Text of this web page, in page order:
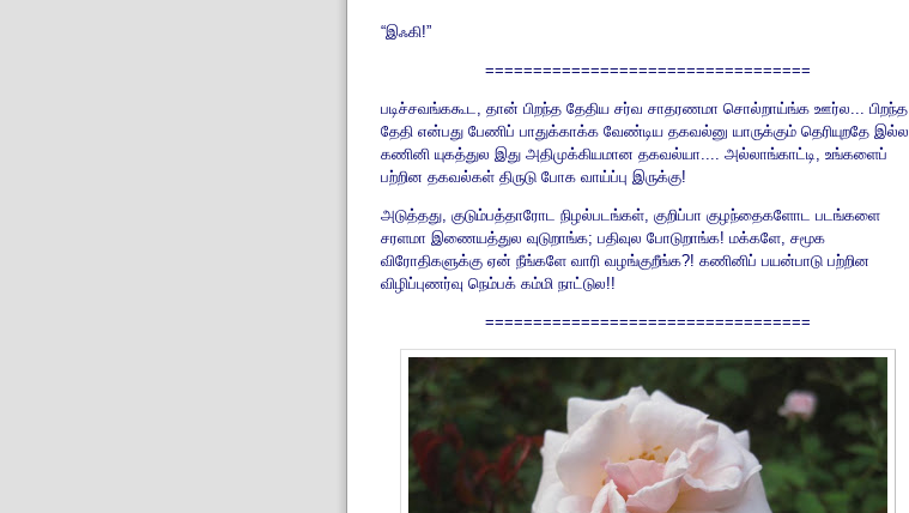
“இஃகி!”
==================================
படிச்சவங்ககூட, தான் பிறந்த தேதிய சர்வ சாதரணமா சொல்றாய்ங்க ஊர்ல... பிறந்த
தேதி என்பது பேணிப் பாதுக்காக்க வேண்டிய தகவல்னு யாருக்கும் தெரியுறதே இல்ல.
கணினி யுகத்துல இது அதிமுக்கியமான தகவல்யா.... அல்லாங்காட்டி, உங்களைப்
பற்றின தகவல்கள் திருடு போக வாய்ப்பு இருக்கு!
அடுத்தது, குடும்பத்தாரோட நிழல்படங்கள், குறிப்பா குழந்தைகளோட படங்களை
சரளமா இணையத்துல வுடுறாங்க; பதிவுல போடுறாங்க! மக்களே, சமூக
விரோதிகளுக்கு ஏன் நீங்களே வாரி வழங்குறீங்க?! கணினிப் பயன்பாடு பற்றின
விழிப்புணர்வு நெம்பக் கம்மி நாட்டுல!!
==================================